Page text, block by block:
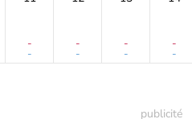
-
-
-
-
-
-
-
-